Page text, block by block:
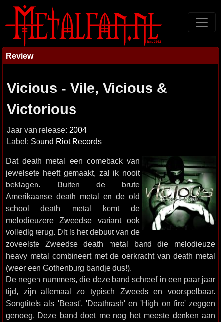
Review
Vicious - Vile, Vicious &
Victorious
Jaar van release: 2004
Label: Sound Riot Records
Dat death metal een comeback van
jewelsete heeft gemaakt, zal ik nooit
beklagen. Buiten de brute
Amerikaanse death metal en de old
school death metal komt de
melodieuzere Zweedse variant ook
volledig terug. Dit is het debuut van de
zoveelste Zweedse death metal band die melodieuze
heavy metal combineert met de oerkracht van death metal
(weer een Gothenburg bandje dus!).
De negen nummers, die deze band schreef in een paar jaar
tijd, zijn allemaal zo typisch Zweeds en voorspelbaar.
Songtitels als 'Beast', 'Deathrash' en 'High on fire' zeggen
genoeg. Deze band doet me nog het meeste denken aan